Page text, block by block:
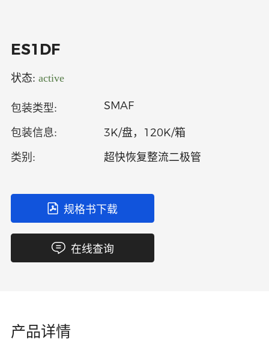
关于
语言
ES1DF
状态: active
包装类型: SMAF
包装信息: 3K/盘，120K/箱
类别: 超快恢复整流二极管
规格书下载
在线查询
产品详情